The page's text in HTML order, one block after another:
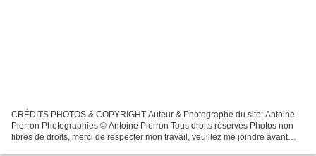
CRÉDITS PHOTOS & COPYRIGHT Auteur & Photographe du site: Antoine
Pierron Photographies © Antoine Pierron Tous droits réservés Photos non
libres de droits, merci de respecter mon travail, veuillez me joindre avant